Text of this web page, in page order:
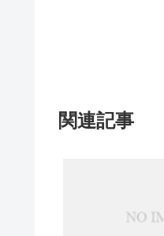
関連記事